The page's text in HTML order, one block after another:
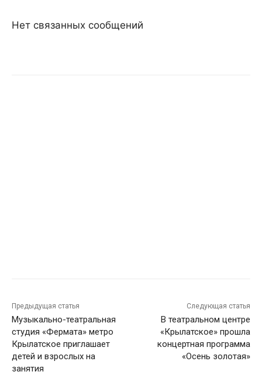
Нет связанных сообщений
Предыдущая статья
Музыкально-театральная
студия «Фермата» метро
Крылатское приглашает
детей и взрослых на
занятия
Следующая статья
В театральном центре
«Крылатское» прошла
концертная программа
«Осень золотая»